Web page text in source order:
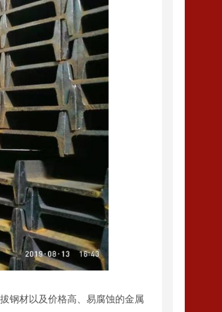
钢材以及价格高、易腐蚀的金属